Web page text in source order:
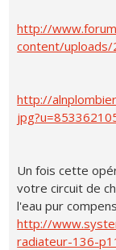
http://
content/
http://
Un fois cette
votre circuit de
l'eau pur
http://
radiateur-136-